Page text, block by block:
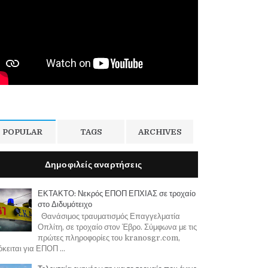
POPULAR TAGS ARCHIVES
Δημοφιλείς αναρτήσεις
ΕΚΤΑΚΤΟ: Νεκρός ΕΠΟΠ ΕΠΧΙΑΣ σε τροχαίο
στο Διδυμότειχο
Θανάσιμος τραυματισμός Επαγγελματία
Οπλίτη, σε τροχαίο στον Έβρο. Σύμφωνα με τις
πρώτες πληροφορίες του kranosgr.com,
για ΕΠΟΠ ...